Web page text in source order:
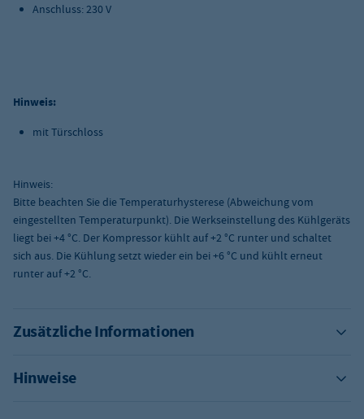
Anschluss: 230 V
Hinweis:
mit Türschloss
Hinweis:
Bitte beachten Sie die Temperaturhysterese (Abweichung vom
eingestellten Temperaturpunkt). Die Werkseinstellung des Kühlgeräts
liegt bei +4 °C. Der Kompressor kühlt auf +2 °C runter und schaltet
sich aus. Die Kühlung setzt wieder ein bei +6 °C und kühlt erneut
runter auf +2 °C.
Zusätzliche Informationen
Hinweise